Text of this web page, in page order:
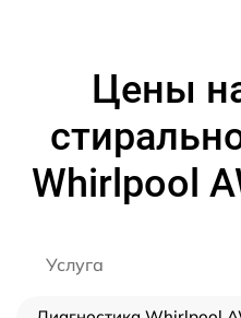
Цены
Whirlpool
Услуга